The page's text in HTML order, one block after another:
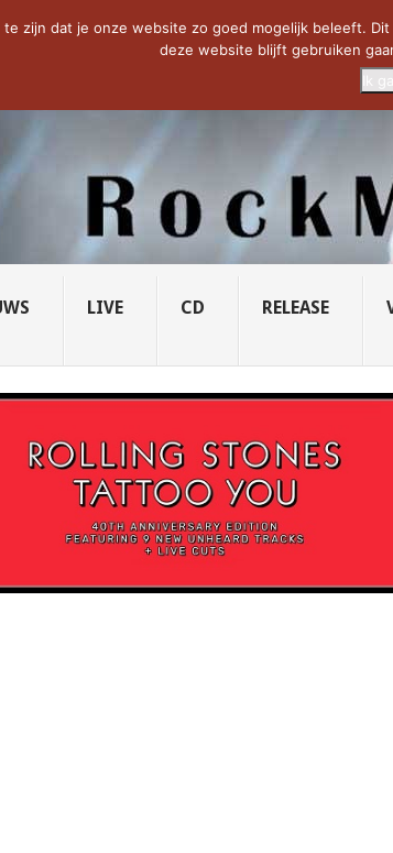
THE VICIOUS HEAD SOCIETY... PRIDE OF LIONS –
LIVE CD RELEASE
zijn dat je onze website zo goed mogelijk beleeft.
deze website blijft gebruiken
Ik